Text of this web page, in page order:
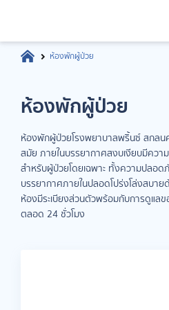
ห้องพักผู้ป่วย
ห้องพักผู้ป่วย
ห้องพักผู้ป่วยโรงพยาบาลพริ้นซ์ สกล
สมัย ภายในบรรยากาศสงบเงียบมีควา
สำหรับผู้ป่วยโดยเฉพาะ ทั้งความปลอด
บรรยากาศภายในปลอดโปร่งโล่งสบา
ห้องมีระเบียงส่วนตัวพร้อมกับการดูแล
ตลอด 24 ชั่วโมง